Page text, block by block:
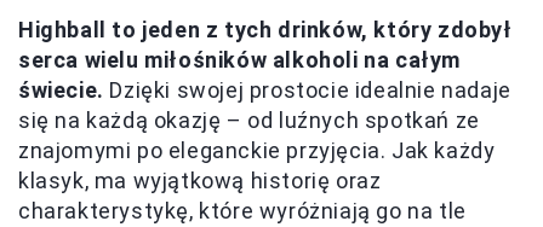
Highball to jeden z tych drinków, który zdobył
serca wielu miłośników alkoholi na całym
świecie. Dzięki swojej prostocie idealnie nadaje
się na każdą okazję – od luźnych spotkań ze
znajomymi po eleganckie przyjęcia. Jak każdy
klasyk, ma wyjątkową historię oraz
charakterystykę, które wyróżniają go na tle